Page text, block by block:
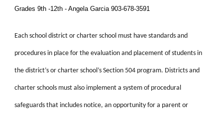
Grades 9th -12th - Angela Garcia 903-678-3591
Each school district or charter school must have standards and
procedures in place for the evaluation and placement of students in
the district’s or charter school’s Section 504 program. Districts and
charter schools must also implement a system of procedural
safeguards that includes notice, an opportunity for a parent or